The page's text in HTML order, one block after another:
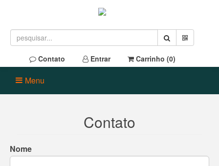
Contato Entrar Carrinho (0)
Menu
Contato
Nome